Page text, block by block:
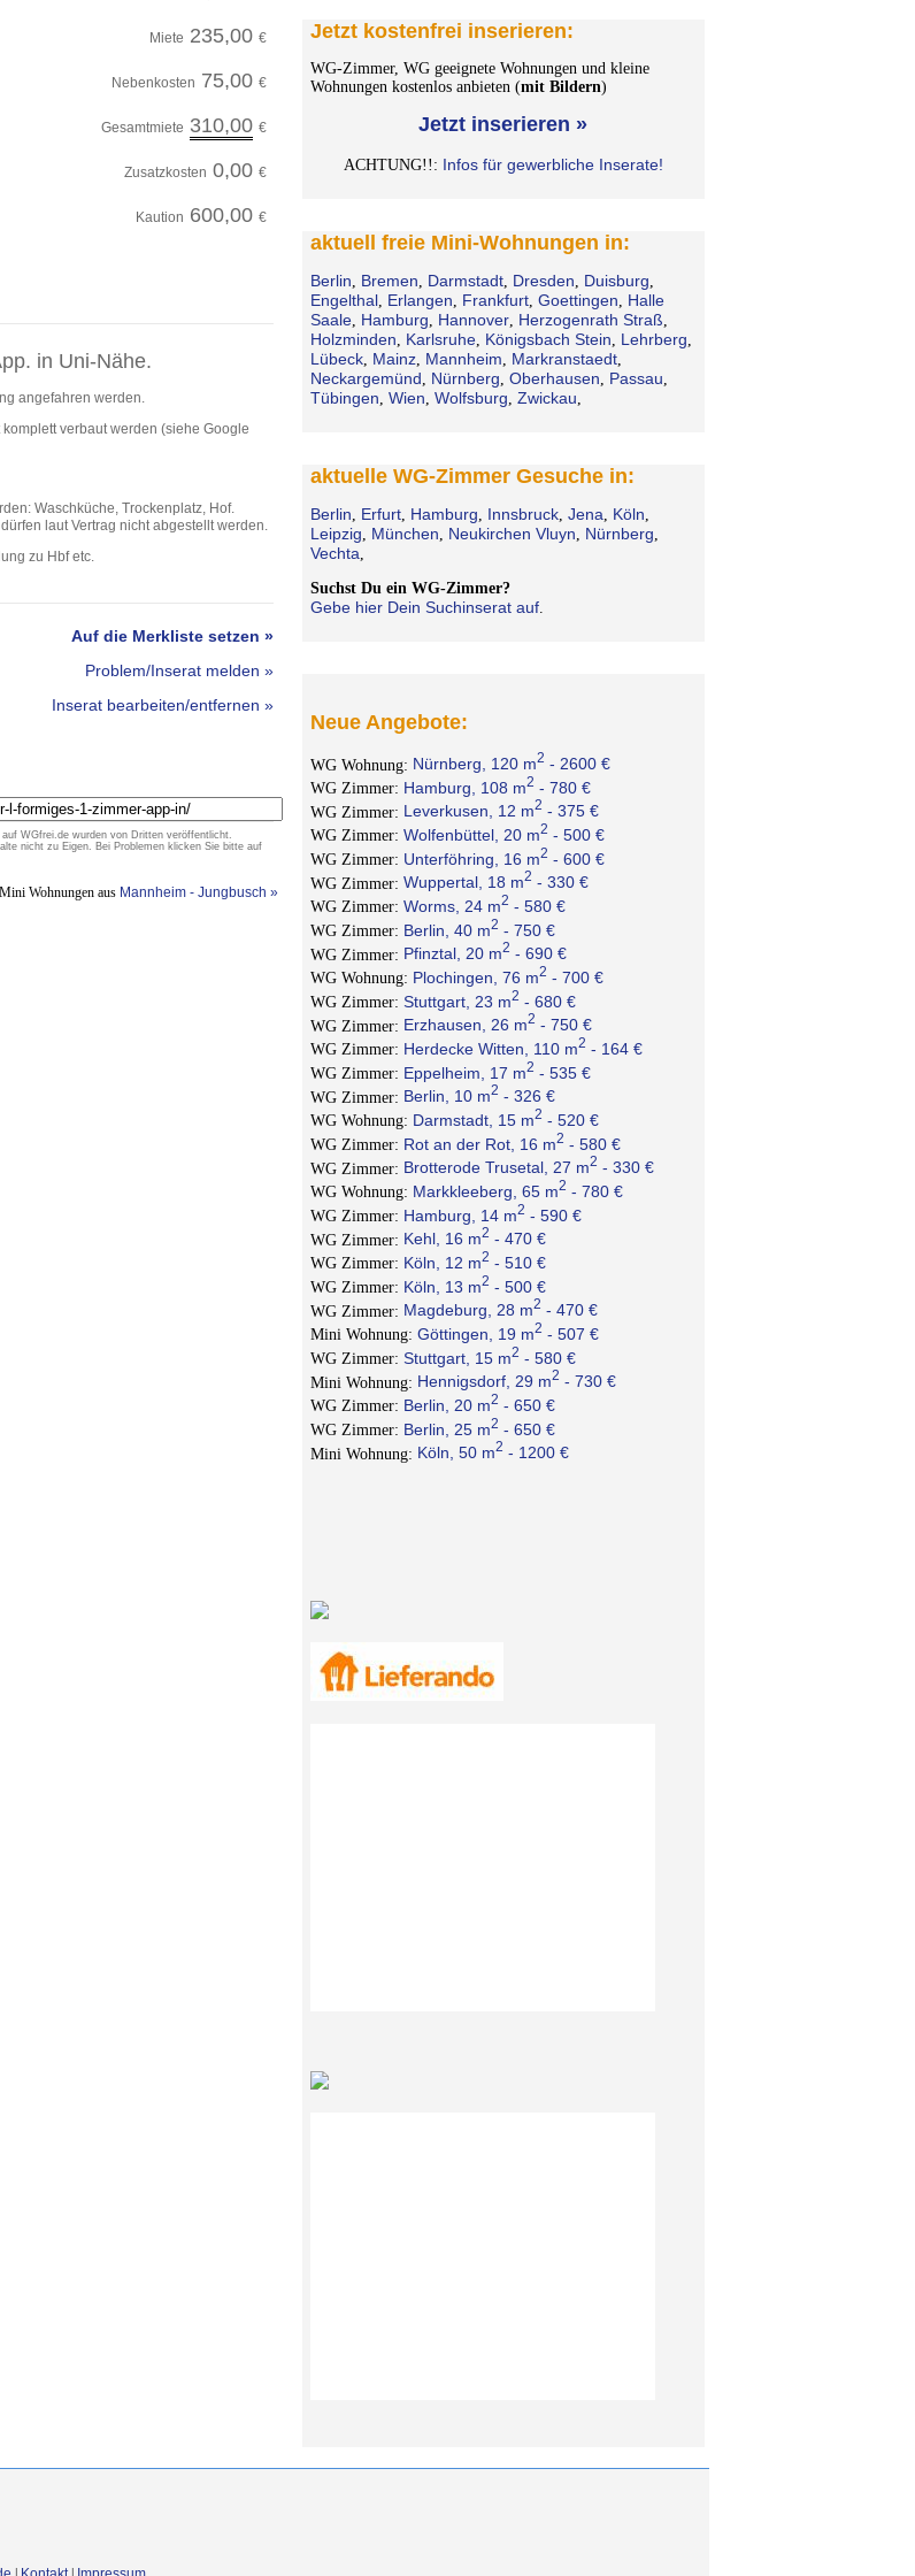
Miete 235,00 €
Nebenkosten 75,00 €
Gesamtmiete 310,00 €
Zusatzkosten 0,00 €
Kaution 600,00 €
in Uni-Nähe.
angefahren werden.
verbaut werden (siehe Google
Waschküche, Trockenplatz, Hof.
laut Vertrag nicht abgestellt werden.
zu Hbf etc.
Auf die Merkliste setzen »
Problem/Inserat melden »
Inserat bearbeiten/entfernen »
WGfrei.de wurden von Dritten veröffentlicht.
nicht zu Eigen. Bei Problemen klicken Sie bitte auf
Wohnungen aus Mannheim - Jungbusch »
Jetzt kostenfrei inserieren:
WG-Zimmer, WG geeignete Wohnungen und kleine
Wohnungen kostenlos anbieten (mit Bildern)
Jetzt inserieren »
ACHTUNG!!: Infos für gewerbliche Inserate!
aktuell freie Mini-Wohnungen in:
Berlin Bremen Darmstadt, Dresden Duisburg
Engelthal, Erlangen Frankfurt, Goettingen
Halle
Saale, Hamburg Hannover, Herzogenrath Straß
Holzminden Karlsruhe, Königsbach Stein Lehrberg
Lübeck, Mainz, Mannheim Markranstaedt,
Neckargemünd Nürnberg Oberhausen Passau
Tübingen Wien Wolfsburg Zwickau
aktuelle WG-Zimmer Gesuche in:
Berlin Erfurt, Hamburg Innsbruck, Jena Köln
Leipzig München Neukirchen Vluyn Nürnberg
Vechta
Suchst Du ein WG-Zimmer?
Gebe hier Dein Suchinserat auf.
Neue Angebote:
WG Wohnung: Nürnberg, 120 m2 - 2600 €
WG Zimmer: Hamburg, 108 m2 - 780 €
WG Zimmer: Leverkusen, 12 m2 - 375 €
WG Zimmer: Wolfenbüttel, 20 m2 - 500 €
WG Zimmer: Unterföhring, 16 m2 - 600 €
WG Zimmer: Wuppertal, 18 m2 - 330 €
WG Zimmer: Worms, 24 m2 - 580 €
WG Zimmer: Berlin, 40 m2 - 750 €
WG Zimmer: Pfinztal, 20 m2 - 690 €
WG Wohnung: Plochingen, 76 m2 - 700 €
WG Zimmer: Stuttgart, 23 m2 - 680 €
WG Zimmer: Erzhausen, 26 m2 - 750 €
WG Zimmer: Herdecke Witten, 110 m2 - 164 €
WG Zimmer: Eppelheim, 17 m2 - 535 €
WG Zimmer: Berlin, 10 m2 - 326 €
WG Wohnung: Darmstadt, 15 m2 - 520 €
WG Zimmer: Rot an der Rot, 16 m2 - 580 €
WG Zimmer: Brotterode Trusetal, 27 m2 - 330 €
WG Wohnung: Markkleeberg, 65 m2 - 780 €
WG Zimmer: Hamburg, 14 m2 - 590 €
WG Zimmer: Kehl, 16 m2 - 470 €
WG Zimmer: Köln, 12 m2 - 510 €
WG Zimmer: Köln, 13 m2 - 500 €
WG Zimmer: Magdeburg, 28 m2 - 470 €
Mini Wohnung: Göttingen, 19 m2 - 507 €
WG Zimmer: Stuttgart, 15 m2 - 580 €
Mini Wohnung: Hennigsdorf, 29 m2 - 730 €
WG Zimmer: Berlin, 20 m2 - 650 €
WG Zimmer: Berlin, 25 m2 - 650 €
Mini Wohnung: Köln, 50 m2 - 1200 €